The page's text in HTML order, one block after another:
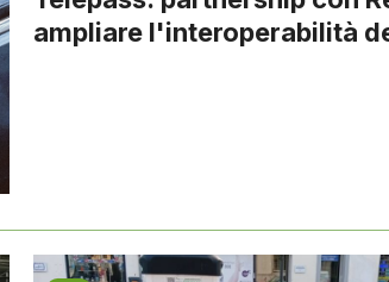
ampliare l'interoperabilità